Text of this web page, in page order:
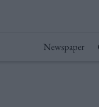
Newspaper